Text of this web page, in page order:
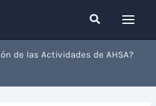
Buscar
de las Actividades de AHSA?